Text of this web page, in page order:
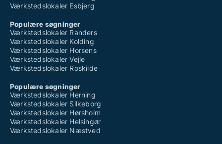
Værkstedslokaler Esbjerg
Populære søgninger
Værkstedslokaler Randers
Værkstedslokaler Kolding
Værkstedslokaler Horsens
Værkstedslokaler Vejle
Værkstedslokaler Roskilde
Populære søgninger
Værkstedslokaler Herning
Værkstedslokaler Silkeborg
Værkstedslokaler Hørsholm
Værkstedslokaler Helsingør
Værkstedslokaler Næstved